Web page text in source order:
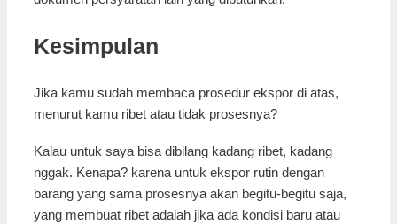
Kesimpulan
Jika kamu sudah membaca prosedur ekspor di atas,
menurut kamu ribet atau tidak prosesnya?
Kalau untuk saya bisa dibilang kadang ribet, kadang
nggak. Kenapa? karena untuk ekspor rutin dengan
barang yang sama prosesnya akan begitu-begitu saja,
yang membuat ribet adalah jika ada kondisi baru atau